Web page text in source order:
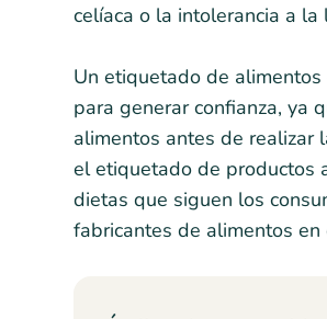
celíaca o la intolerancia a la
Un etiquetado de
para generar confianza, ya
alimentos antes de realizar
el etiquetado de productos
dietas que siguen los
fabricantes de alimentos en